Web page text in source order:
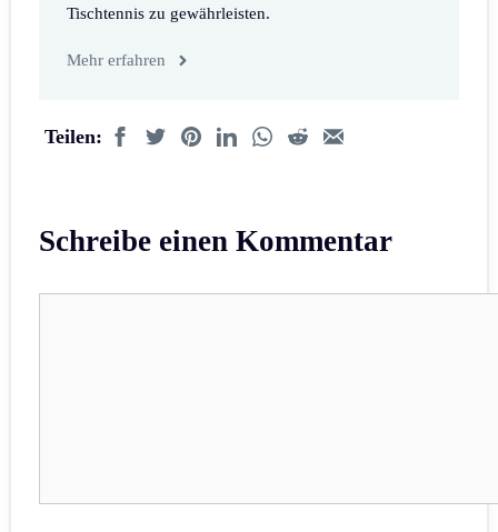
Tischtennis zu gewährleisten.
Mehr erfahren
Teilen:
Schreibe einen Kommentar